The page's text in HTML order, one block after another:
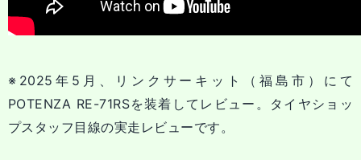
※2025年5月、リンクサーキット（福島市）にて
POTENZA RE-71RSを装着してレビュー。タイヤショッ
プスタッフ目線の実走レビューです。